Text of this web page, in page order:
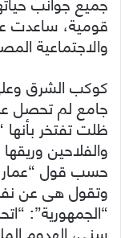
قومية، ساعدت
والاجتماعية
كوكب الشرق
جامع لم تحصل
ظلت تفتخر
والفلاحين
حسب قول “عمار
وتقول هى عن
“الجمهورية”:
سني، الهدوم